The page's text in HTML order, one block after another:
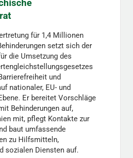
für 1,4 Millionen
setzt sich der
die Umsetzung des
und
nationaler, EU- und
Er bereitet Vorschläge
Behinderungen auf,
mit, pflegt Kontakte zur
baut umfassende
zu Hilfsmitteln,
sozialen Diensten auf.